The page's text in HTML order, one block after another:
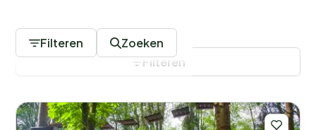
natuur. Het is natuurlijk prachtig om op een camping in
de natuur te kamperen en om er te wandelen of te
fietsen.Meer lezen
Filteren Zoeken
Filters opslaan
Filteren